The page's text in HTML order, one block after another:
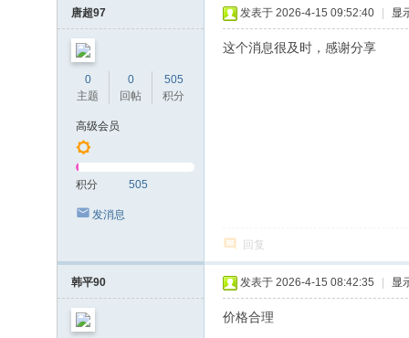
唐超97
0
主题
0
回帖
505
积分
高级会员
积分 505
发消息
发表于 2026-4-15 09:52:40 显
这个消息很及时，感谢分享
回复
韩平90 发表于 2026-4-15 08:42:35 显
价格合理